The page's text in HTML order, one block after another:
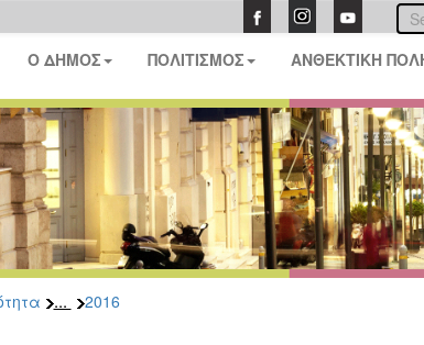
Ο ΔΗΜΟΣ ΠΟΛΙΤΙΣΜΟΣ ΑΝΘΕΚΤΙΚΗ
... 2016